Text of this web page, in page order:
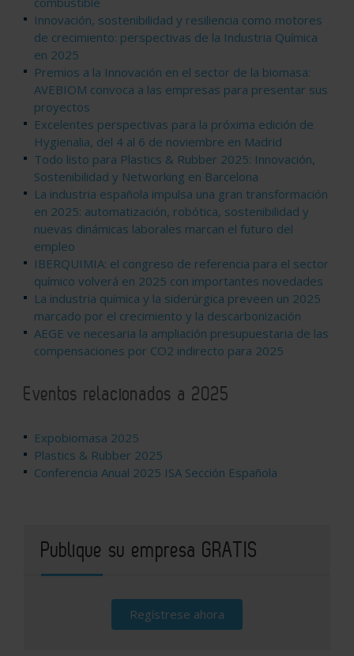
Innovación, sostenibilidad y resiliencia como motores
de crecimiento: perspectivas de la Industria Química
en 2025
Premios a la Innovación en el sector de la biomasa:
AVEBIOM convoca a las empresas para presentar sus
proyectos
Excelentes perspectivas para la próxima edición de
Hygienalia, del 4 al 6 de noviembre en Madrid
Todo listo para Plastics & Rubber 2025: Innovación,
Sostenibilidad y Networking en Barcelona
La industria española impulsa una gran transformación
en 2025: automatización, robótica, sostenibilidad y
nuevas dinámicas laborales marcan el futuro del
empleo
IBERQUIMIA: el congreso de referencia para el sector
químico volverá en 2025 con importantes novedades
La industria química y la siderúrgica preveen un 2025
marcado por el crecimiento y la descarbonización
AEGE ve necesaria la ampliación presupuestaria de las
compensaciones por CO2 indirecto para 2025
Eventos relacionados a 2025
Expobiomasa 2025
Plastics & Rubber 2025
Conferencia Anual 2025 ISA Sección Española
Publique su empresa GRATIS
Regístrese ahora